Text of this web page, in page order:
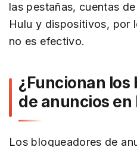
las pestañas, cuentas
Hulu y dispositivos, por
no es efectivo.
¿Funcionan los
de anuncios en
Los bloqueadores de